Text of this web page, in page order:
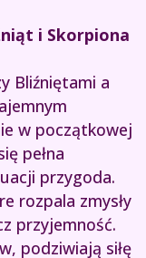
i Skorpiona
Bliźniętami a
w początkowej
pełna
przygoda.
rozpala zmysły
przyjemność.
podziwiają siłę